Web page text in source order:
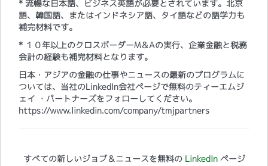
* 流暢な日本語、ビジネス英語が必要とされています。北京
語、韓国語、またはインドネシア語、タイ語などの語学力も
補完材料です。
* １０年以上のクロスボーダーM＆Aの実行、企業金融と税務
会計の経験も補完材料となります。
日本・アジアの金融の仕事やニュースの最新のプログラムに
ついては、当社のLinkedIn会社ページで無料のティーエムジ
ェイ ・パートナーズをフォローしてください。
https://www.linkedin.com/company/tmjpartners
すべての新しいジョブ＆ニュースを無料の LinkedInページ